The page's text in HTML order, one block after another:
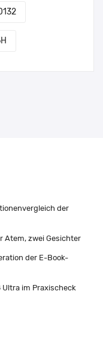
der
Atem, zwei Gesichter
der E-Book-
im Praxischeck